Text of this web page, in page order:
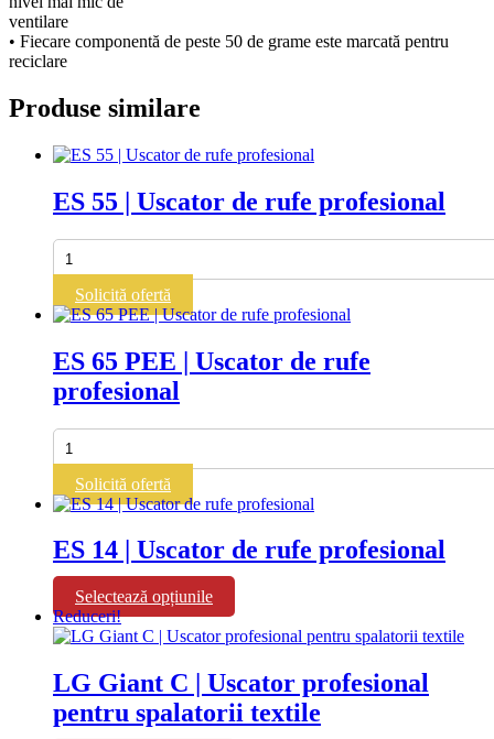
ventilare
• Fiecare componentă de peste 50 de grame este marcată pentru
reciclare
Produse similare
ES 55 | Uscator de rufe profesional
Cantitate
ES
|
Uscator
rufe
profesional
Solicită ofertă
ES 65 PEE | Uscator de rufe
profesional
Cantitate
ES
PEE
|
de
rufe
profesional
Solicită ofertă
ES 14 | Uscator de rufe profesional
Selectează opțiunile
produs
are
multe
variații.
Opțiunile
Reduceri!
LG Giant C | Uscator profesional
pentru spalatorii textile